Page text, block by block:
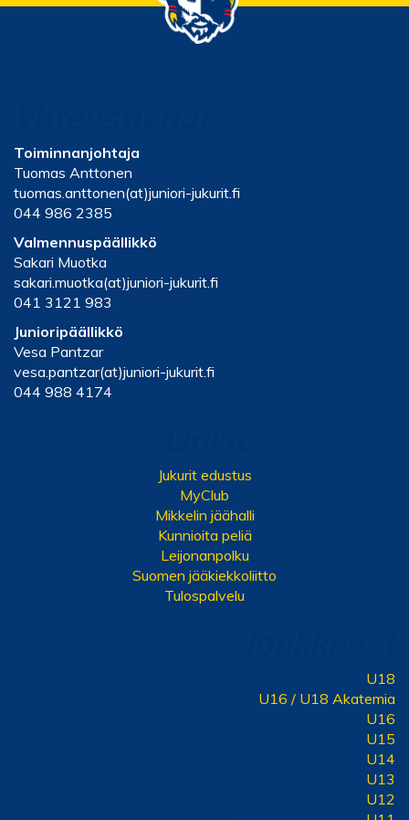
Toiminnanjohtaja
Tuomas Anttonen
tuomas.anttonen(at)juniori-jukurit.fi
044 986 2385
Valmennuspäällikkö
Sakari Muotka
sakari.muotka(at)juniori-jukurit.fi
041 3121 983
Junioripäällikkö
Vesa Pantzar
vesa.pantzar(at)juniori-jukurit.fi
044 988 4174
Jukurit edustus
MyClub
Mikkelin jäähalli
Kunnioita peliä
Leijonanpolku
Suomen jääkiekkoliitto
Tulospalvelu
U18
U16 / U18 Akatemia
U16
U15
U14
U13
U12